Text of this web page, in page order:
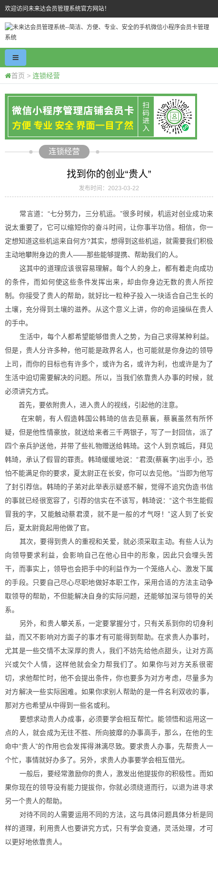
欢迎访问未来达会员管理系统官方网站！
首页 > 连锁经营
连锁经营
找到你的创业“贵人”
发布时间：2023-03-22
常言道：“七分努力，三分机运。”很多时候，机运对创业成功来
说太重要了，它可以缩短你的奋斗时间，让你事半功倍。相信，你一
定想知道这些机运来自何方?其实，想得到这些机运，就需要我们积极
主动地攀附身边的贵人——那些能够提携、帮助我们的人。
这其中的道理应该很容易理解。每个人的身上，都有着走向成功
的条件，而如何使这些条件发挥出来，却由你身边无数的贵人所控
制。你接受了贵人的帮助，就好比一粒种子投入一块适合自己生长的
土壤，充分得到土壤的滋养。从这个意义上讲，你的命运操纵在贵人
的手中。
生活中，每个人都希望能够借贵人之势，为自己求得某种利益。
但是，贵人分许多种，他可能是政界名人，也可能就是你身边的领导
上司，而你的目标也有许多个，或许为名，或许为利，也或许是为了
生活中迫切需要解决的问题。所以，当我们依靠贵人办事的时候，就
必须讲究方式。
首先，要依附贵人，进入贵人的视线，引起他的注意。
在宋朝，有人假造韩国公韩琦的信去见蔡襄，蔡襄虽然有所怀
疑，但是他性情豪放，就送给来者三千两银子，写了一封回信，派了
四个亲兵护送他，并带了些礼物赠送给韩琦。这个人到京城后，拜见
韩琦，承认了假冒的罪责。韩琦缓缓地说：“君漠(蔡襄字)出手小，恐
怕不能满足你的要求，夏太尉正在长安，你可以去见他。”当即为他写
了封引荐信。韩琦的子弟对此举表示疑惑不解，觉得不追究伪造书信
的事就已经很宽容了，引荐的信实在不该写，韩琦说：“这个书生能假
冒我的字，又能触动蔡君漠，就不是一般的才气呀！”这人到了长安
后，夏太尉竟起用他做了官。
其次，要得到贵人的重视和关爱，就必须采取主动。有些人认为
向领导要求利益，会影响自己在他心目中的形象，因此只会埋头苦
干，而事实上，领导也会把手中的利益作为一个笼络人心、激发下属
的手段。只要自己尽心尽职地做好本职工作，采用合适的方法主动争
取领导的帮助，不但能解决自身的实际问题，还能够加深与领导的关
系。
另外，和贵人攀关系，一定要掌握分寸，只有关系到你的切身利
益，而又不影响对方面子的事才有可能得到帮助。在求贵人办事时，
尤其是一些交情不太深厚的贵人，我们不妨先给他点甜头，让对方高
兴或欠个人情，这样他就会全力帮我们了。如果你与对方关系很密
切，求他帮忙时，他不会提出条件，你也要多为对方考虑，尽量多为
对方解决一些实际困难。如果你求别人帮助的是一件名利双收的事，
那对方也希望从中得到一些名或利。
要想求动贵人办成事，必须要学会相互帮忙。能领悟和运用这一
点的人，就会成为无往不胜、所向披靡的办事高手，那么，在他的生
命中“贵人”的作用也会发挥得淋漓尽致。要求贵人办事，先帮贵人一
个忙，事情就好办多了。另外，求贵人办事要学会相互借光。
一般后，要经常激励你的贵人，激发出他提拔你的积极性。而如
果你现在的领导没有能力提拔你，你就必须绕道而行，以退为进寻求
另一个贵人的帮助。
对待不同的人需要运用不同的方法，这与具体问题具体分析是同
样的道理，利用贵人也要讲究方式，只有学会变通，灵活处理，才可
以更好地依靠贵人。